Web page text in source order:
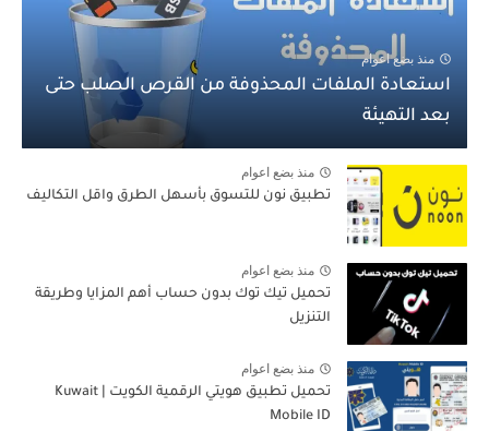
منذ بضع اعوام
استعادة الملفات المحذوفة من القرص الصلب حتى
بعد التهيئة
منذ بضع اعوام
تطبيق نون للتسوق بأسهل الطرق واقل التكاليف
منذ بضع اعوام
تحميل تيك توك بدون حساب أهم المزايا وطريقة
التنزيل
منذ بضع اعوام
تحميل تطبيق هويتي الرقمية الكويت | Kuwait
Mobile ID